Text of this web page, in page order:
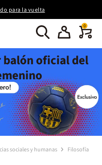
para la vuelta
0
oficial del
sociales y humanas Filosofía